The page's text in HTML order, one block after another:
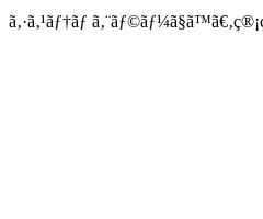
ã‚·ã‚¹ãƒ†ãƒ